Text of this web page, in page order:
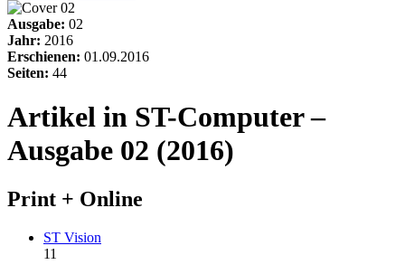
Ausgabe: 02
Jahr: 2016
Erschienen: 01.09.2016
Seiten: 44
Artikel in ST-Computer –
Ausgabe 02 (2016)
Print + Online
ST Vision
11